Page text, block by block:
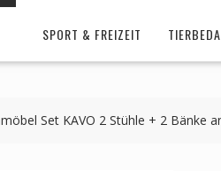
SPORT & FREIZEIT
Set KAVO 2 Stühle + 2 Bänke